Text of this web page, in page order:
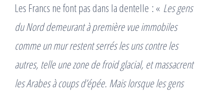
Les Francs ne font pas dans la dentelle : « Les gens
du Nord demeurant à première vue immobiles
comme un mur restent serrés les uns contre les
autres, telle une zone de froid glacial, et massacrent
les Arabes à coups d’épée. Mais lorsque les gens